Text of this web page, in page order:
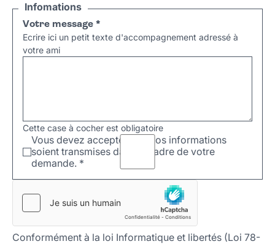
Infomations
Votre message *
Ecrire ici un petit texte d'accompagnement adressé à
votre ami
Cette case à cocher est obligatoire
Vous devez accepter que vos informations
soient transmises dans le cadre de votre
demande. *
Conformément à la loi Informatique et libertés (Loi 78-